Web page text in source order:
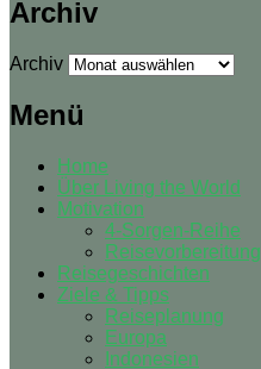
Archiv
Archiv
Menü
Home
Über Living the World
Motivation
4-Sorgen-Reihe
Reisevorbereitung
Reisegeschichten
Ziele & Tipps
Reiseplanung
Europa
Indonesien